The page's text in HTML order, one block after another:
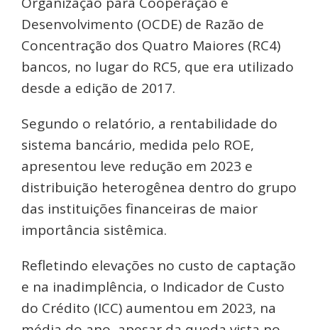
Desenvolvimento (OCDE) de Razão de
Concentração dos Quatro Maiores (RC4)
bancos, no lugar do RC5, que era utilizado
desde a edição de 2017.
Segundo o relatório, a rentabilidade do
sistema bancário, medida pelo ROE,
apresentou leve redução em 2023 e
distribuição heterogênea dentro do grupo
das instituições financeiras de maior
importância sistêmica.
Refletindo elevações no custo de captação
e na inadimplência, o Indicador de Custo
do Crédito (ICC) aumentou em 2023, na